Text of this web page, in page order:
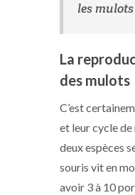
les
La
des mulots
C’est
et leur cycle
deux espèces
souris vit en
avoir 3 à 10